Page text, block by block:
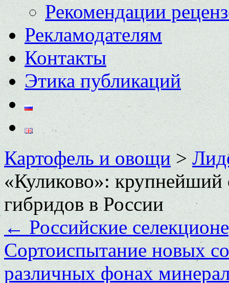
Рекомендации
Рекламодателям
Контакты
Этика публикаций
Картофель и овощи>
«Куликово»: крупнейший
гибридов в России
←Российские
Сортоиспытание новых
различных фонах